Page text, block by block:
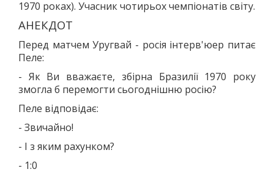
СЕГИ
СПОРТИВНІ ТАНЦІ, ЧЕРЛІДІНГ
СПОРТИВНІ ТАНЦІ
БІЛЬЯРДНИЙ СПОРТ
КУЛЬТУРА
ОСВІТА
1970 роках). Учасник чотирьох чемпіонатів світу.
АНЕКДОТ
Перед матчем Уругвай - росія інтерв'юер питає
Пеле:
- Як Ви вважаєте, збірна Бразилії 1970 року
змогла б перемогти сьогоднішню росію?
Пеле відповідає:
- Звичайно!
- І з яким рахунком?
- 1:0